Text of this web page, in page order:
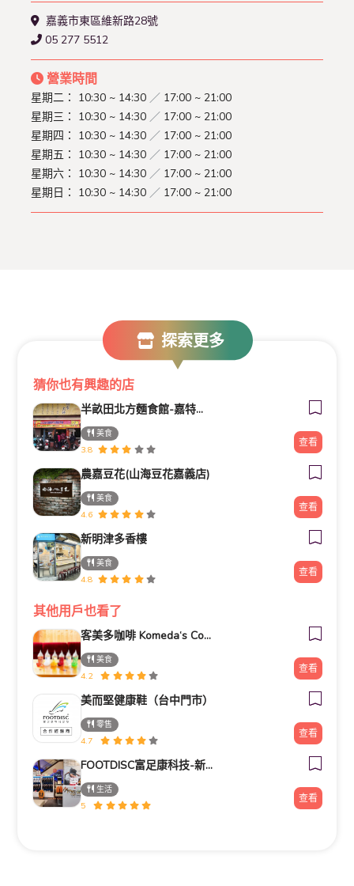
嘉義市東區維新路28號
05 277 5512
營業時間
星期二： 10:30 ~ 14:30 ／ 17:00 ~ 21:00
星期三： 10:30 ~ 14:30 ／ 17:00 ~ 21:00
星期四： 10:30 ~ 14:30 ／ 17:00 ~ 21:00
星期五： 10:30 ~ 14:30 ／ 17:00 ~ 21:00
星期六： 10:30 ~ 14:30 ／ 17:00 ~ 21:00
星期日： 10:30 ~ 14:30 ／ 17:00 ~ 21:00
探索更多
猜你也有興趣的店
半畝田北方麵食館-嘉特產協
美食
3.8
查看
農嘉豆花(山海豆花嘉義店)
美食
4.6
查看
新明津多香樓
美食
4.8
查看
其他用戶也看了
客美多咖啡 Komeda‘s Coffee - 台南小北店
美食
4.2
查看
美而堅健康鞋（台中門市）
零售
4.7
查看
FOOTDISC富足康科技-新光三越-桃園站前店
生活
5
查看